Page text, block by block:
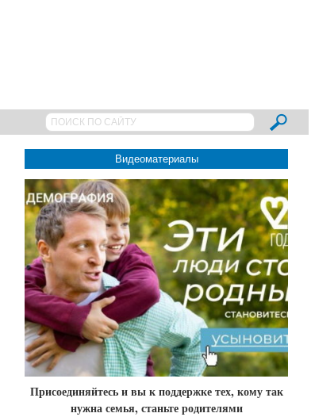
Видеоматериалы
Присоединяйтесь и вы к поддержке тех, кому так
нужна семья, станьте родителями